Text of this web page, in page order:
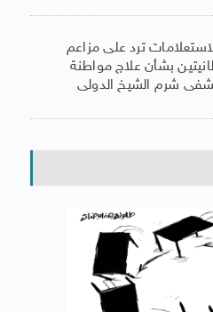
ترد على مزاعم
بشأن علاج مواطنة
شرم الشيخ الدولى